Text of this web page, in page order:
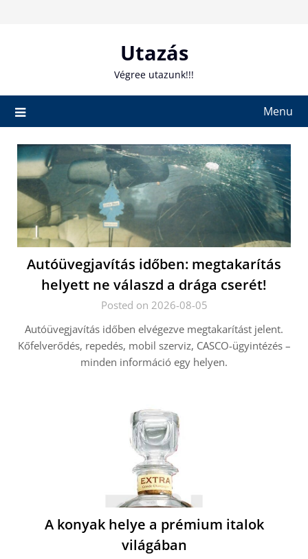
Utazás
Végree utazunk!!!
Menu
Autóüvegjavítás időben: megtakarítás
helyett ne válaszd a drága cserét!
Posted on 2026-08-05
Autóüvegjavítás időben elvégezve megtakarítást jelent.
Kőfelverődés, repedés, mobil szerviz, CASCO-ügyintézés –
minden információ egy helyen.
A konyak helye a prémium italok
világában